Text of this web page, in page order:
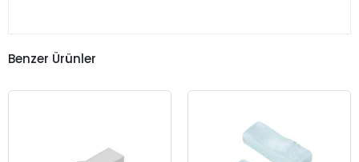
Benzer Ürünler